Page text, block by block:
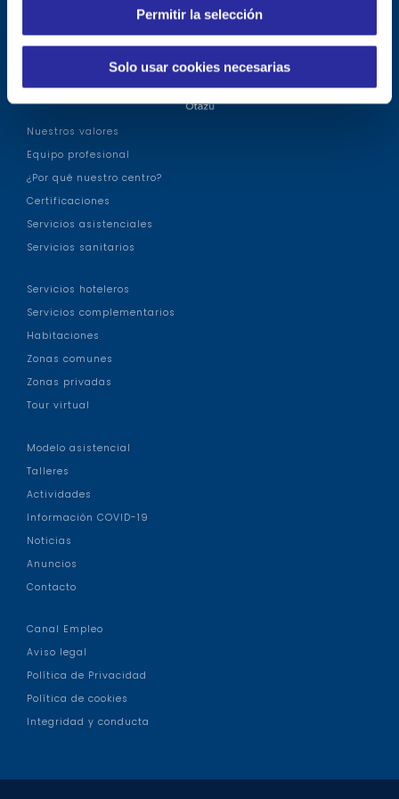
e
Permitir la selección
Solo usar cookies necesarias
Nuestros valores
Equipo profesional
¿Por qué nuestro centro?
Certificaciones
Servicios asistenciales
Servicios sanitarios
Servicios hoteleros
Servicios complementarios
Habitaciones
Zonas comunes
Zonas privadas
Tour virtual
Modelo asistencial
Talleres
Actividades
Información COVID-19
Noticias
Anuncios
Contacto
Canal Empleo
Aviso legal
Política de Privacidad
Política de cookies
Integridad y conducta